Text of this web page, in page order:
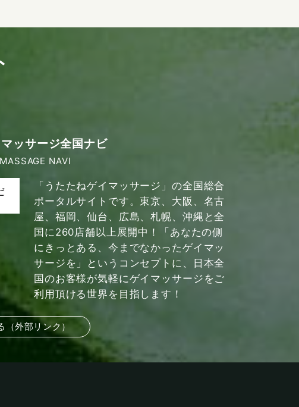
ッサージ全国ナビ
NAVI
「うたたねゲイマッサージ」の全国総合
ポータルサイトです。東京、大阪、名古
屋、福岡、仙台、広島、札幌、沖縄と全
国に260店舗以上展開中！「あなたの側
にきっとある、今までなかったゲイマッ
サージを」というコンセプトに、日本全
国のお客様が気軽にゲイマッサージをご
利用頂ける世界を目指します！
（外部リンク）